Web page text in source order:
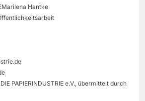
Hantke
PAPIERINDUSTRIE e.V., übermittelt durch